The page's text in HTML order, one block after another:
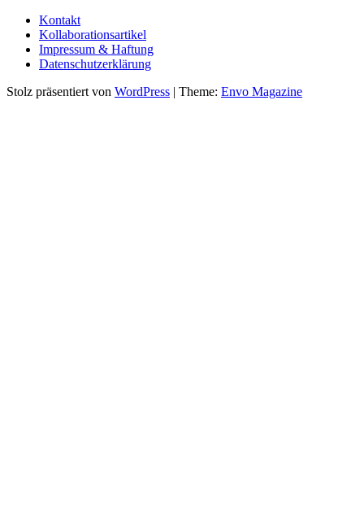
Kontakt
Kollaborationsartikel
Impressum & Haftung
Datenschutzerklärung
Stolz präsentiert von WordPress | Theme: Envo Magazine